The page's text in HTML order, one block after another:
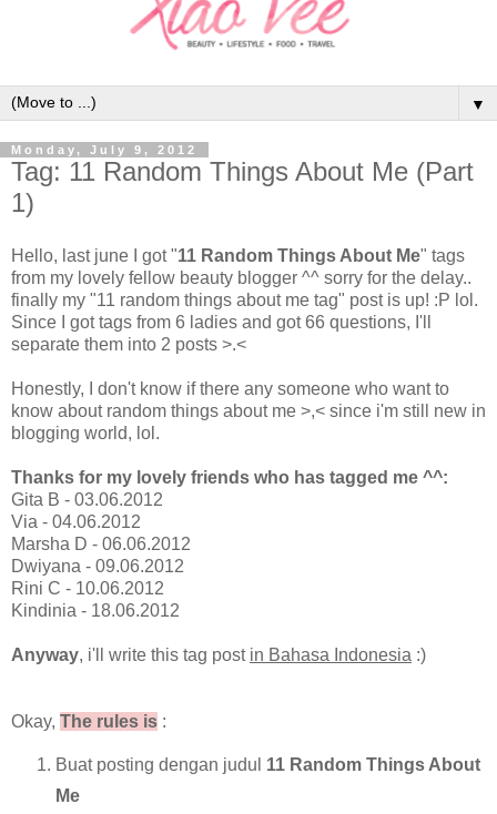
▼
Monday, July 9, 2012
Tag: 11 Random Things About Me (Part
1)
Hello, last june I got "11 Random Things About Me" tags
from my lovely fellow beauty blogger ^^ sorry for the delay..
finally my "11 random things about me tag" post is up! :P lol.
Since I got tags from 6 ladies and got 66 questions, I'll
separate them into 2 posts >.<
Honestly, I don't know if there any someone who want to
know about random things about me >,< since i'm still new in
blogging world, lol.
Thanks for my lovely friends who has tagged me ^^:
Gita B - 03.06.2012
Via - 04.06.2012
Marsha D - 06.06.2012
Dwiyana - 09.06.2012
Rini C - 10.06.2012
Kindinia - 18.06.2012
Anyway, i'll write this tag post in Bahasa Indonesia :)
Okay, The rules is :
Buat posting dengan judul 11 Random Things About
Me